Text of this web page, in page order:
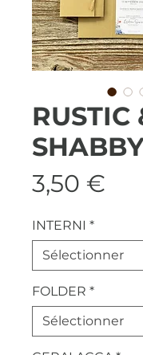
RUSTIC
3,50 €
INTERNI *
FOLDER *